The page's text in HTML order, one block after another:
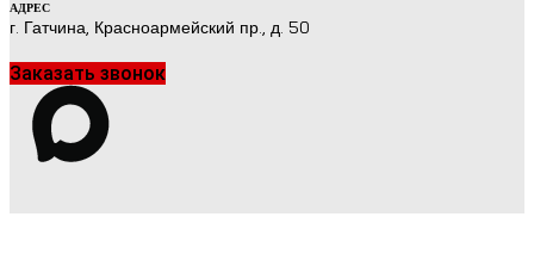
АДРЕС
г. Гатчина, Красноармейский пр., д. 50
Заказать звонок